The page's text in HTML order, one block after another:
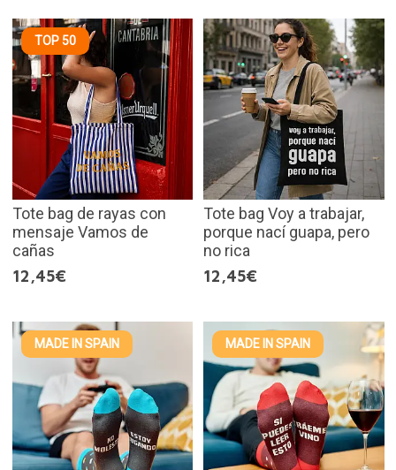
TOP 50
Tote bag de rayas con
mensaje Vamos de
cañas
12,45€
Tote bag Voy a trabajar,
porque nací guapa, pero
no rica
12,45€
MADE IN SPAIN MADE IN SPAIN